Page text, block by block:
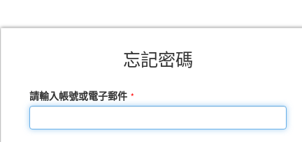
忘記密碼
請輸入帳號或電子郵件